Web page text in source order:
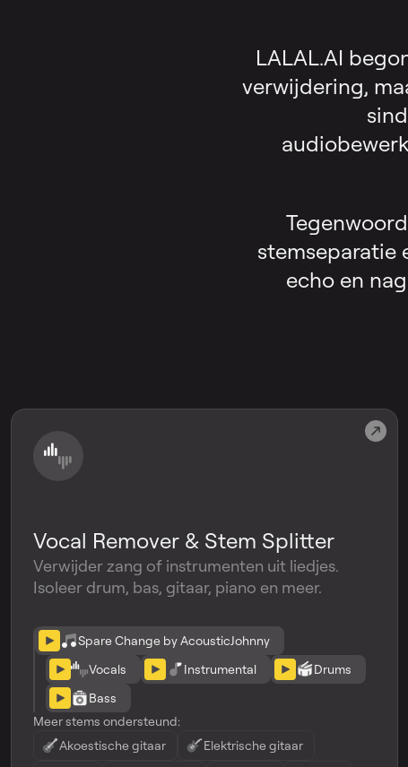
LALAL.AI
verwijdering,
stemseparatie
echo en
Vocal Remover & Stem Splitter
Verwijder zang of instrumenten uit liedjes.
Isoleer drum, bas, gitaar, piano en meer.
Spare Change by AcousticJohnny
Vocals
Instrumental
Drums
Bass
Meer stems ondersteund:
Akoestische gitaar
Elektrische gitaar